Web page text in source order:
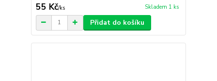
55 Kč/ks Skladem 1 ks
Přidat do košíku